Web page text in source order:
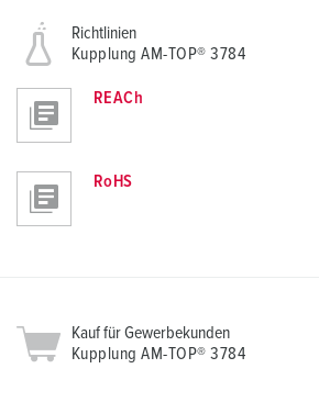
Richtlinien
Kupplung AM-TOP® 3784
REACh
RoHS
Kauf für Gewerbekunden
Kupplung AM-TOP® 3784